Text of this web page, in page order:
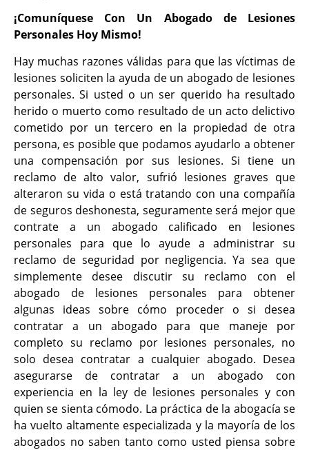
¡Comuníquese Con Un Abogado de Lesiones
Personales Hoy Mismo!
Hay muchas razones válidas para que las víctimas de
lesiones soliciten la ayuda de un abogado de lesiones
personales. Si usted o un ser querido ha resultado
herido o muerto como resultado de un acto delictivo
cometido por un tercero en la propiedad de otra
persona, es posible que podamos ayudarlo a obtener
una compensación por sus lesiones. Si tiene un
reclamo de alto valor, sufrió lesiones graves que
alteraron su vida o está tratando con una compañía
de seguros deshonesta, seguramente será mejor que
contrate a un abogado calificado en lesiones
personales para que lo ayude a administrar su
reclamo de seguridad por negligencia. Ya sea que
simplemente desee discutir su reclamo con el
abogado de lesiones personales para obtener
algunas ideas sobre cómo proceder o si desea
contratar a un abogado para que maneje por
completo su reclamo por lesiones personales, no
solo desea contratar a cualquier abogado. Desea
asegurarse de contratar a un abogado con
experiencia en la ley de lesiones personales y con
quien se sienta cómodo. La práctica de la abogacía se
ha vuelto altamente especializada y la mayoría de los
abogados no saben tanto como usted piensa sobre